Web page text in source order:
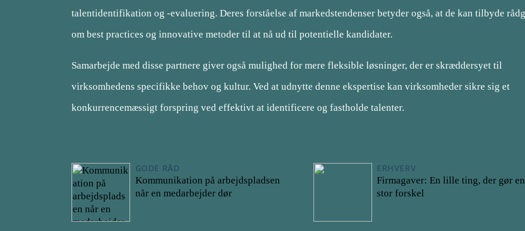
talentidentifikation og -evaluering. Deres forståelse af markedstendenser betyder også, at de kan tilbyde
om best practices og innovative metoder til at nå ud til potentielle kandidater.
Samarbejde med disse partnere giver også mulighed for mere fleksible løsninger, der er skræddersyet til
virksomhedens specifikke behov og kultur. Ved at udnytte denne ekspertise kan virksomheder sikre sig et
konkurrencemæssigt forspring ved effektivt at identificere og fastholde talenter.
GODE RÅD
Kommunikation på arbejdspladsen
når en medarbejder dør
ERHVERV
Firmagaver: En lille ting, der gør en
stor forskel